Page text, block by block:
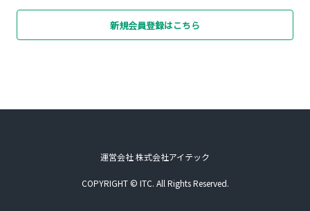
新規会員登録はこちら
運営会社 株式会社アイテック
COPYRIGHT © ITC. All Rights Reserved.